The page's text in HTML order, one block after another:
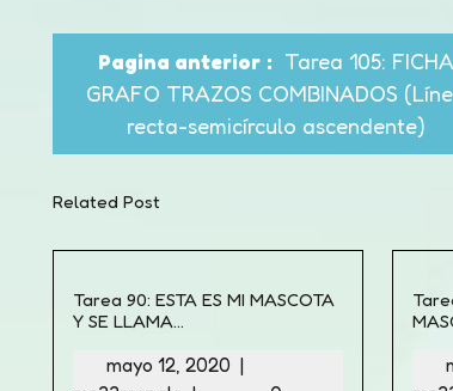
Pagina anterior
Tarea 105: FICHA
GRAFO TRAZOS COMBINADOS
recta-semicírculo ascendente)
Related Post
Tarea 90: ESTA ES MI MASCOTA
Y SE LLAMA…
mayo 12, 2020 |